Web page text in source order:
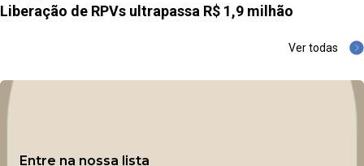
Liberação de RPVs ultrapassa R$ 1,9 milhão
Ver todas
Entre na nossa lista